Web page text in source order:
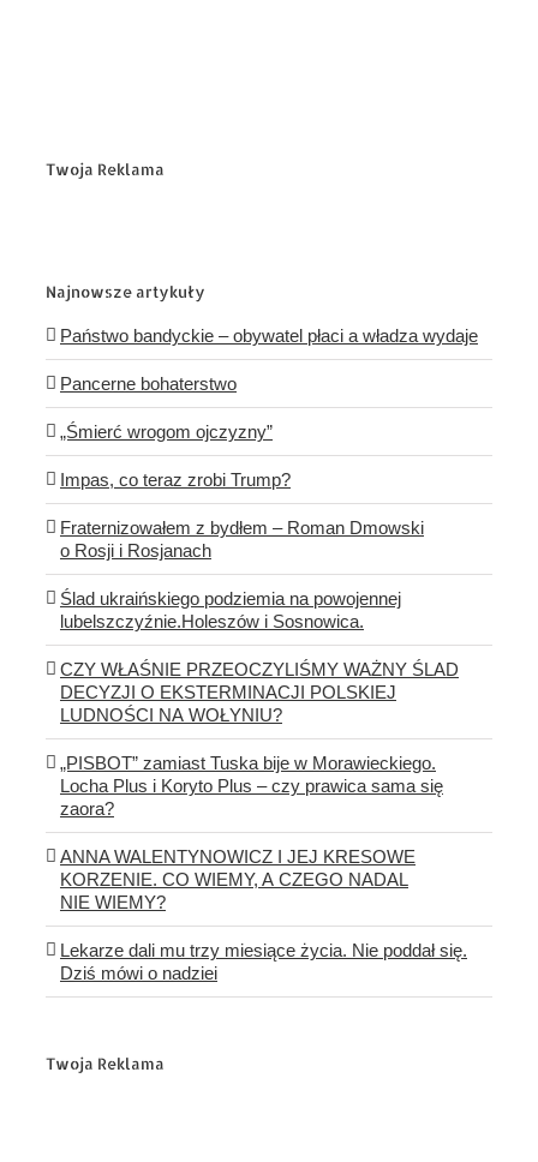
Twoja Reklama
Najnowsze artykuły
Państwo bandyckie – obywatel płaci a władza wydaje
Pancerne bohaterstwo
„Śmierć wrogom ojczyzny”
Impas, co teraz zrobi Trump?
Fraternizowałem z bydłem – Roman Dmowski
o Rosji i Rosjanach
Ślad ukraińskiego podziemia na powojennej
lubelszczyźnie.Holeszów i Sosnowica.
CZY WŁAŚNIE PRZEOCZYLIŚMY WAŻNY ŚLAD
DECYZJI O EKSTERMINACJI POLSKIEJ
LUDNOŚCI NA WOŁYNIU?
„PISBOT” zamiast Tuska bije w Morawieckiego.
Locha Plus i Koryto Plus – czy prawica sama się
zaora?
ANNA WALENTYNOWICZ I JEJ KRESOWE
KORZENIE. CO WIEMY, A CZEGO NADAL
NIE WIEMY?
Lekarze dali mu trzy miesiące życia. Nie poddał się.
Dziś mówi o nadziei
Twoja Reklama